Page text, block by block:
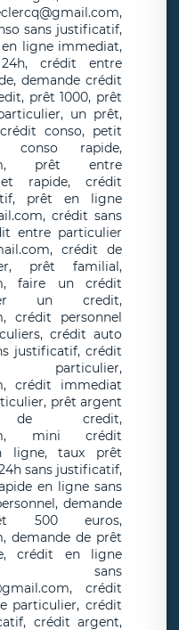
sans justificatif,
ligne immediat,
crédit entre
demande crédit
prêt 1000, prêt
un prêt,
conso, petit
conso rapide,
prêt entre
rapide, crédit
prêt en ligne
crédit sans
entre particulier
crédit de
prêt familial,
faire un crédit
un credit,
crédit personnel
crédit auto
justificatif, crédit
crédit immediat
prêt argent
de credit,
mini crédit
ligne, taux prêt
sans justificatif,
en ligne sans
demande
500 euros,
demande de prêt
crédit en ligne
sans
crédit
particulier, crédit
crédit argent,